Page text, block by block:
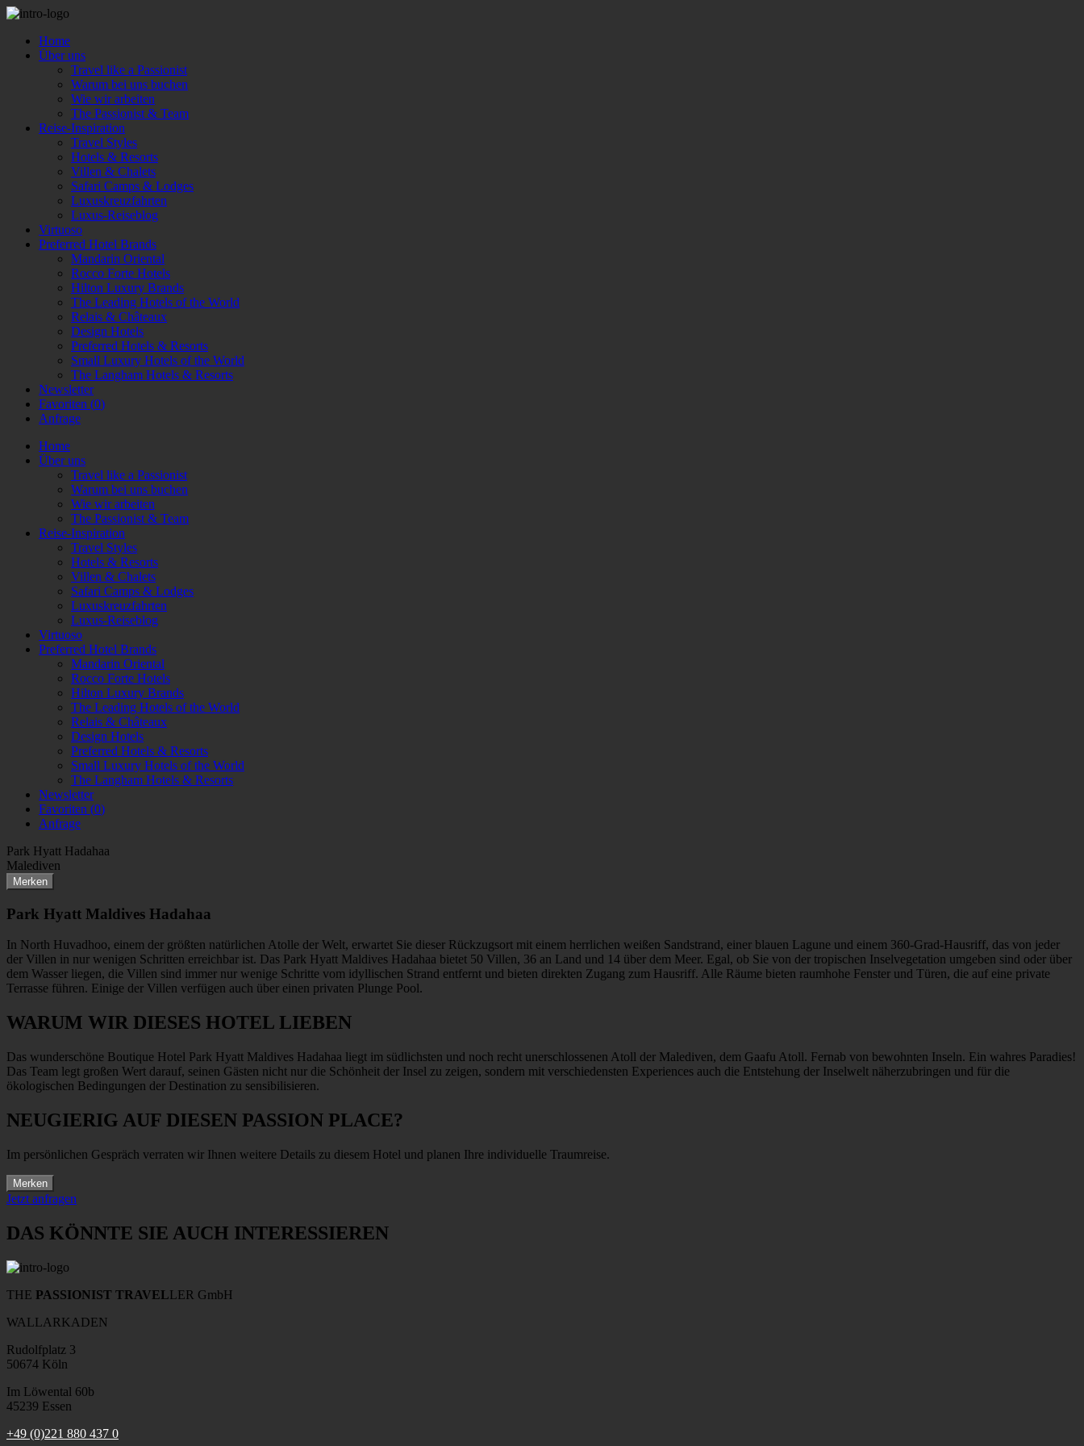
Home
Über uns
Travel like a Passionist
Warum bei uns buchen
Wie wir arbeiten
The Passionist & Team
Reise-Inspiration
Travel Styles
Hotels & Resorts
Villen & Chalets
Safari Camps & Lodges
Luxuskreuzfahrten
Luxus-Reiseblog
Virtuoso
Preferred Hotel Brands
Mandarin Oriental
Rocco Forte Hotels
Hilton Luxury Brands
The Leading Hotels of the World
Relais & Châteaux
Design Hotels
Preferred Hotels & Resorts
Small Luxury Hotels of the World
The Langham Hotels & Resorts
Newsletter
Favoriten (0)
Anfrage
Home
Über uns
Travel like a Passionist
Warum bei uns buchen
Wie wir arbeiten
The Passionist & Team
Reise-Inspiration
Travel Styles
Hotels & Resorts
Villen & Chalets
Safari Camps & Lodges
Luxuskreuzfahrten
Luxus-Reiseblog
Virtuoso
Preferred Hotel Brands
Mandarin Oriental
Rocco Forte Hotels
Hilton Luxury Brands
The Leading Hotels of the World
Relais & Châteaux
Design Hotels
Preferred Hotels & Resorts
Small Luxury Hotels of the World
The Langham Hotels & Resorts
Newsletter
Favoriten (0)
Anfrage
Park Hyatt Hadahaa
Malediven
Merken
Park Hyatt Maldives Hadahaa
In North Huvadhoo, einem der größten natürlichen Atolle der Welt, erwartet Sie dieser Rückzugsort mit einem herrlichen weißen Sandstrand, einer blauen Lagune und einem 360-Grad-Hausriff, das von jeder
der Villen in nur wenigen Schritten erreichbar ist. Das Park Hyatt Maldives Hadahaa bietet 50 Villen, 36 an Land und 14 über dem Meer. Egal, ob Sie von der tropischen Inselvegetation umgeben sind oder über
dem Wasser liegen, die Villen sind immer nur wenige Schritte vom idyllischen Strand entfernt und bieten direkten Zugang zum Hausriff. Alle Räume bieten raumhohe Fenster und Türen, die auf eine private
Terrasse führen. Einige der Villen verfügen auch über einen privaten Plunge Pool.
WARUM WIR DIESES HOTEL LIEBEN
Das wunderschöne Boutique Hotel Park Hyatt Maldives Hadahaa liegt im südlichsten und noch recht unerschlossenen Atoll der Malediven, dem Gaafu Atoll. Fernab von bewohnten Inseln. Ein wahres Paradies!
Das Team legt großen Wert darauf, seinen Gästen nicht nur die Schönheit der Insel zu zeigen, sondern mit verschiedensten Experiences auch die Entstehung der Inselwelt näherzubringen und für die
ökologischen Bedingungen der Destination zu sensibilisieren.
NEUGIERIG AUF DIESEN PASSION PLACE?
Im persönlichen Gespräch verraten wir Ihnen weitere Details zu diesem Hotel und planen Ihre individuelle Traumreise.
Merken
Jetzt anfragen
DAS KÖNNTE SIE AUCH INTERESSIEREN
THE PASSIONIST TRAVELLER GmbH
WALLARKADEN
Rudolfplatz 3
50674 Köln
Im Löwental 60b
45239 Essen
+49 (0)221 880 437 0